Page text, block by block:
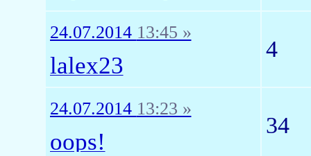
24.07.2014 13:45 »
lalex23
4
24.07.2014 13:23 »
oops!
34